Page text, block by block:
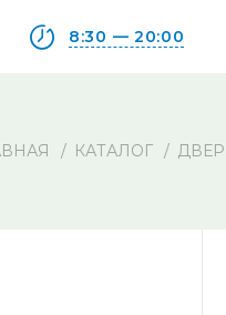
8:30 — 20:00
КАТАЛОГ